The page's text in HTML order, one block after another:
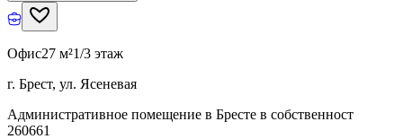
Офис27 м²1/3 этаж
г. Брест, ул. Ясеневая
Административное помещение в Бресте в собственност
260661